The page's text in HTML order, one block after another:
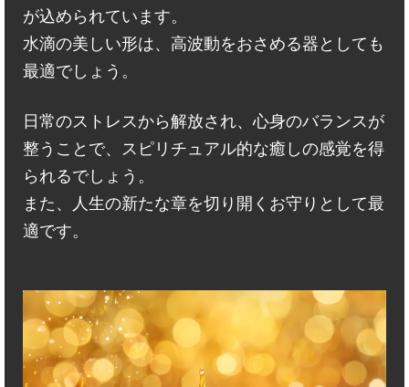
が込められています。
水滴の美しい形は、高波動をおさめる器としても
最適でしょう。
日常のストレスから解放され、心身のバランスが
整うことで、スピリチュアル的な癒しの感覚を得
られるでしょう。
また、人生の新たな章を切り開くお守りとして最
適です。